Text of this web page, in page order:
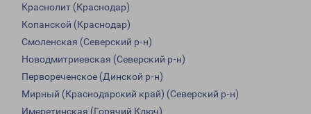
Краснолит (Краснодар)
Копанской (Краснодар)
Смоленская (Северский р-н)
Новодмитриевская (Северский р-н)
Первореченское (Динской р-н)
Мирный (Краснодарский край) (Северский р-н)
Имеретинская (Горячий Ключ)